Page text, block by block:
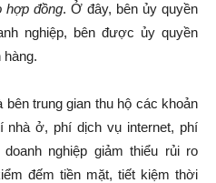
hợp đồng. Ở đây, bên ủy quyền
nghiệp, bên được ủy quyền
bên trung gian thu hộ các khoản
nhà ở, phí dịch vụ internet, phí
nghiệp giảm thiểu rủi ro
đếm tiền mặt, tiết kiệm thời